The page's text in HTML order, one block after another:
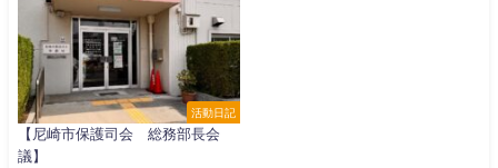
活動日記
【尼崎市保護司会 総務部長会
議】